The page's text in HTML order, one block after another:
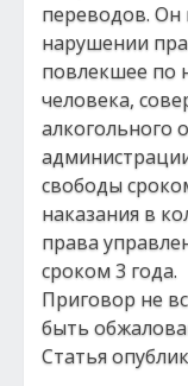
переводов.
нарушении
повлекшее по
человека,
алкогольного
свободы
наказания в
права
сроком 3 года.
Приговор не
быть
Статья